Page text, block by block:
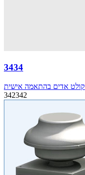
3434
קולט אדים בהתאמה אישית
342342